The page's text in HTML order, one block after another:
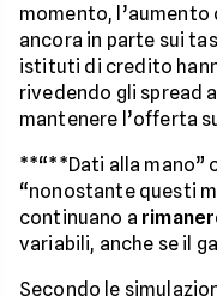
momento,
ancora in parte sui
istituti di credito
rivedendo gli spread
mantenere l’offerta
**“**Dati alla mano”
“nonostante questi
continuano a
variabili, anche se il
Secondo le